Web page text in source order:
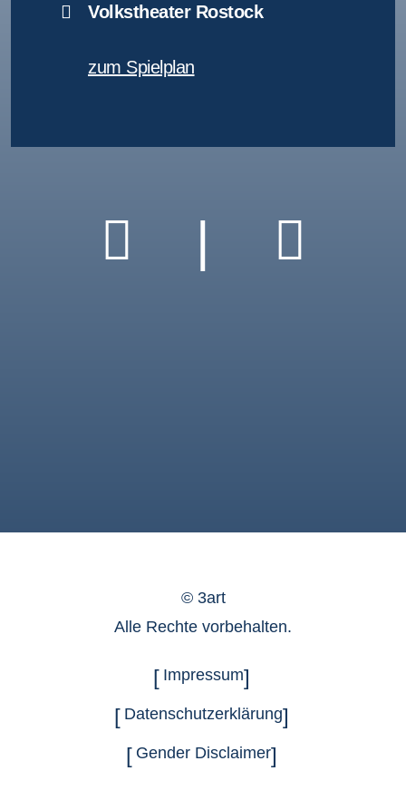
Volkstheater Rostock
zum Spielplan
|
© 3art
Alle Rechte vorbehalten.
Impressum
Datenschutzerklärung
Gender Disclaimer